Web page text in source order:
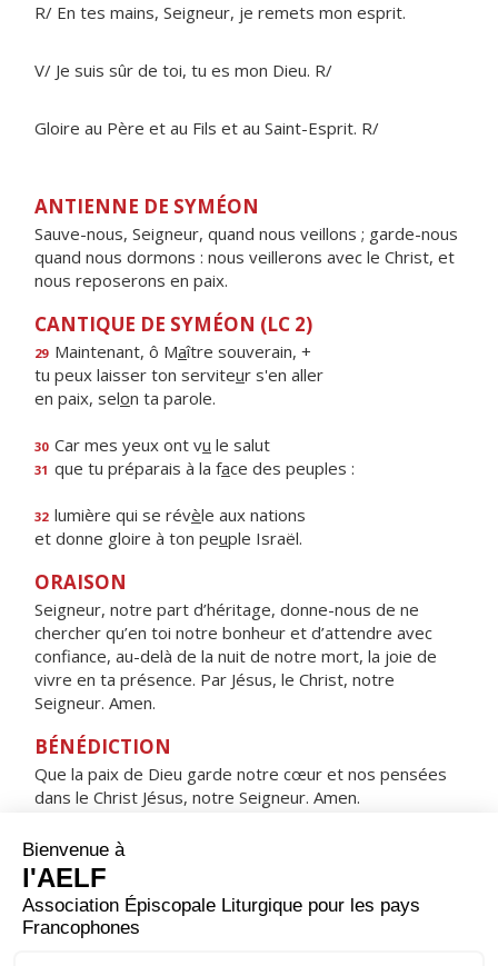
R/ En tes mains, Seigneur, je remets mon esprit.
V/ Je suis sûr de toi, tu es mon Dieu. R/
Gloire au Père et au Fils et au Saint-Esprit. R/
ANTIENNE DE SYMÉON
Sauve-nous, Seigneur, quand nous veillons ; garde-nous
quand nous dormons : nous veillerons avec le Christ, et
nous reposerons en paix.
CANTIQUE DE SYMÉON (LC 2)
29 Maintenant, ô Maître souverain, +
tu peux laisser ton serviteur s'en aller
en paix, selon ta parole.
30 Car mes yeux ont vu le salut
31 que tu préparais à la face des peuples :
32 lumière qui se révèle aux nations
et donne gloire à ton peuple Israël.
ORAISON
Seigneur, notre part d’héritage, donne-nous de ne
chercher qu’en toi notre bonheur et d’attendre avec
confiance, au-delà de la nuit de notre mort, la joie de
vivre en ta présence. Par Jésus, le Christ, notre
Seigneur. Amen.
BÉNÉDICTION
Que la paix de Dieu garde notre cœur et nos pensées
dans le Christ Jésus, notre Seigneur. Amen.
HYMNE : SOUS L'ABRI DE TA MISÉRICORDE
Sous l'abri de ta miséricorde,
nous nous réfugions, Sainte Mère de Dieu.
Ne méprise pas nos prières
quand nous sommes dans l'épreuve,